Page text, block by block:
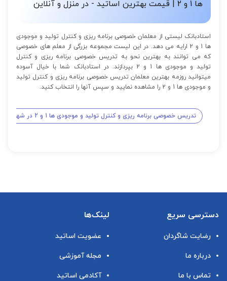
ها 1 و 2 | قیمت بهترین اساتید - در منزل و آنلاین
استادبانک لیستی از معلمان خصوصی برنامه ریزی و کنترل تولید و موجودی
ها 1 و 2 ارایه می دهد. در این لیست مجموعه بزرگی از معلم های خصوصی
که می توانند به بهترین نحو به تدریس خصوصی برنامه ریزی و کنترل
تولید و موجودی ها 1 و 2 بپردازند. در استادبانک شما با خیال آسوده
میتوانید روزمه بهترین معلمان تدریس خصوصی برنامه ریزی و کنترل تولید
و موجودی ها 1 و 2 را مشاهده نمایید و سپس آنها را انتخاب کنید.
تدریس خصوصی برنامه ریزی و کنترل تولید و موجودی ها 1 و 2 در شهر تهران
دسترسی سریع
رضایت شاگردان
درباره ما
تماس با ما
لینک‌ها
عضویت اساتید
مجله آموزشی
آکادمی اساتید